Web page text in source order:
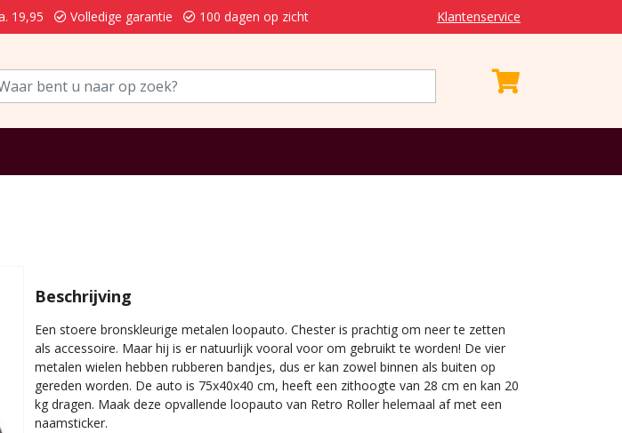
19,95 Volledige garantie 100 dagen op zicht Klantenservice
Beschrijving
Een stoere bronskleurige metalen loopauto. Chester is prachtig om neer te zetten
als accessoire. Maar hij is er natuurlijk vooral voor om gebruikt te worden! De vier
metalen wielen hebben rubberen bandjes, dus er kan zowel binnen als buiten op
gereden worden. De auto is 75x40x40 cm, heeft een zithoogte van 28 cm en kan 20
kg dragen. Maak deze opvallende loopauto van Retro Roller helemaal af met een
naamsticker.